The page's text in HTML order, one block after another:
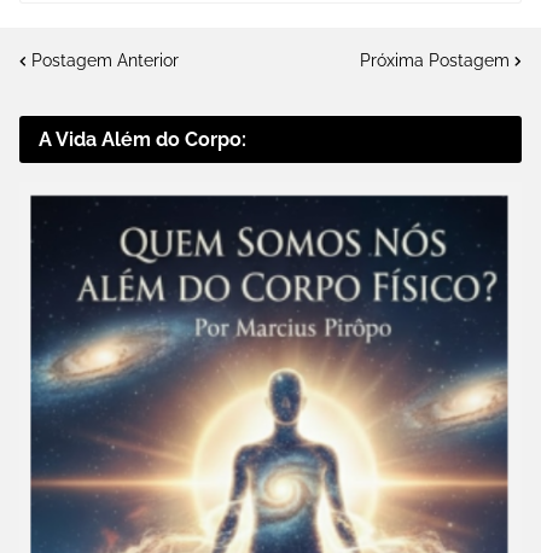
Postagem Anterior Próxima Postagem
A Vida Além do Corpo: